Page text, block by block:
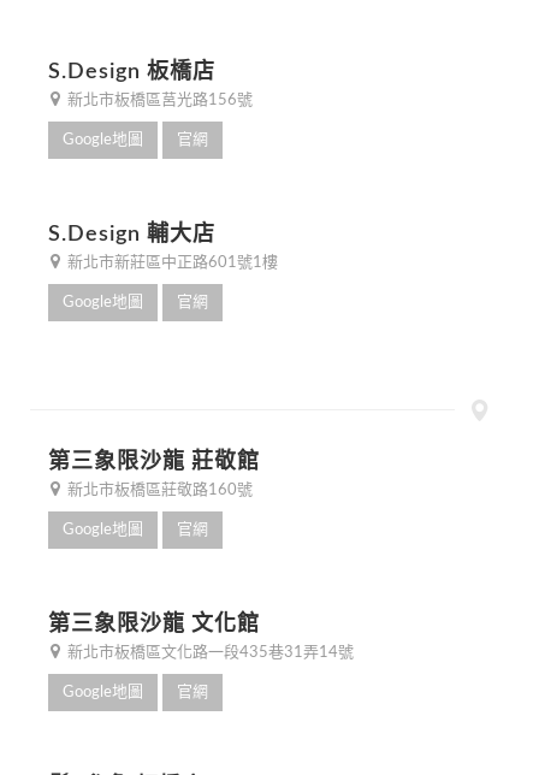
S.Design 板橋店
新北市板橋區莒光路156號
Google地圖 官網
S.Design 輔大店
新北市新莊區中正路601號1樓
Google地圖 官網
第三象限沙龍 莊敬館
新北市板橋區莊敬路160號
Google地圖 官網
第三象限沙龍 文化館
新北市板橋區文化路一段435巷31弄14號
Google地圖 官網